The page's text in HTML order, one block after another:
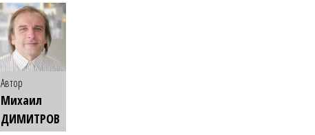
Автор
Михаил
ДИМИТРОВ